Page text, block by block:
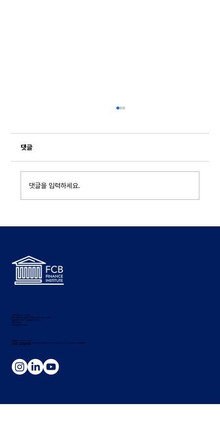
댓글
댓글을 입력하세요.
사업자번호: 107-19-79173 ·
주소: 서울특별시 강남구 테헤란로 70길 12, 402-J823호 ·
통신판매업: 제2015-서울영등포-1572호 ·
대표: 이혁재 ·
개인정보관리자: 노정균 ·
고객문의: info @fcbfi.org
이용약관· 개인정보취급방침 COPYRIGHT(C)2025 FCBTS INSTITUTE. ALL RIGHTS RESERVED.